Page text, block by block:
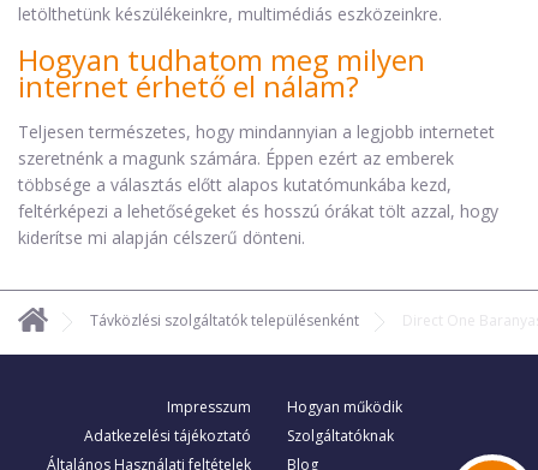
letölthetünk készülékeinkre, multimédiás eszközeinkre.
Hogyan tudhatom meg milyen
internet érhető el nálam?
Teljesen természetes, hogy mindannyian a legjobb internetet
szeretnénk a magunk számára. Éppen ezért az emberek
többsége a választás előtt alapos kutatómunkába kezd,
feltérképezi a lehetőségeket és hosszú órákat tölt azzal, hogy
kiderítse mi alapján célszerű dönteni.
Távközlési szolgáltatók településenként Direct One
Impresszum
Adatkezelési tájékoztató
Általános Használati feltételek
Hogyan működik
Szolgáltatóknak
Blog